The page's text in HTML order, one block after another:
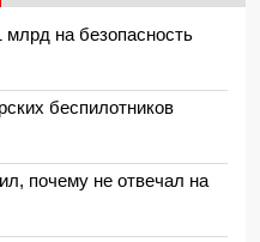
на безопасность
беспилотников
почему не отвечал на